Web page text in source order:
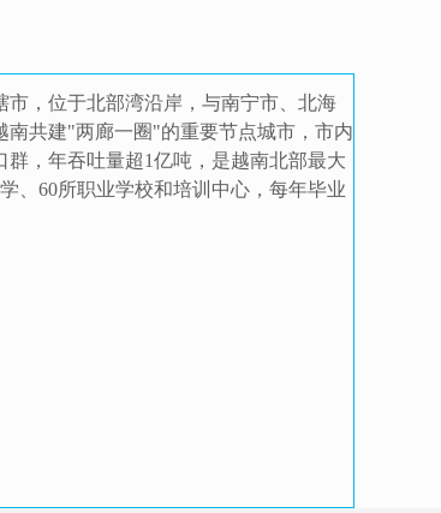
市，位于北部湾沿岸，与南宁市、北海
南共建"两廊一圈"的重要节点城市，市内
群，年吞吐量超1亿吨，是越南北部最大
、60所职业学校和培训中心，每年毕业